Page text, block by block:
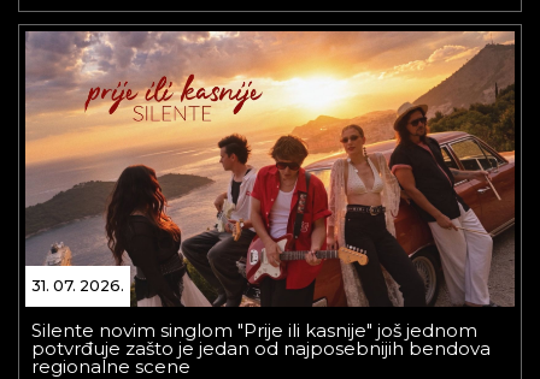
31. 07. 2026.
Silente novim singlom "Prije ili kasnije" još jednom
potvrđuje zašto je jedan od najposebnijih bendova
regionalne scene